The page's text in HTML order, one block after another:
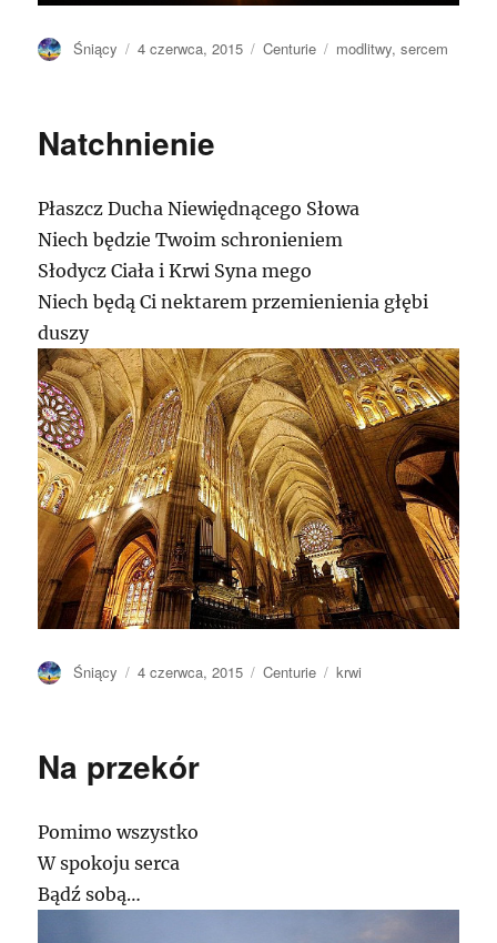
Autor
Śniący Opublikowano
4 czerwca, 2015 Kategorie
Centurie Tagi
modlitwy,sercem
Natchnienie
Płaszcz Ducha Niewiędnącego Słowa
Niech będzie Twoim schronieniem
Słodycz Ciała i Krwi Syna mego
Niech będą Ci nektarem przemienienia głębi
duszy
Autor
Śniący Opublikowano
4 czerwca, 2015 Kategorie
Centurie Tagi
krwi
Na przekór
Pomimo wszystko
W spokoju serca
Bądź sobą…